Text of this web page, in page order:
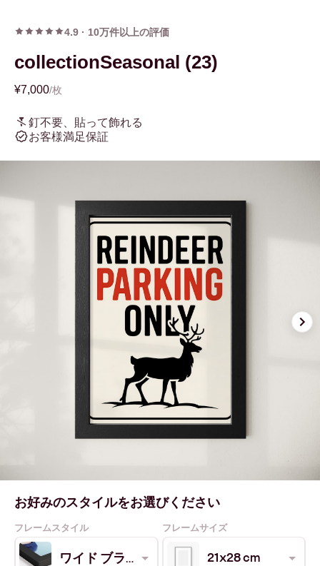
4.9 · 10万件以上の評価
collectionSeasonal (23)
¥7,000/枚
釘不要、貼って飾れる
お客様満足保証
お好みのスタイルをお選びください
フレームスタイル フレームサイズ
ワイド ブラック 21x28 cm